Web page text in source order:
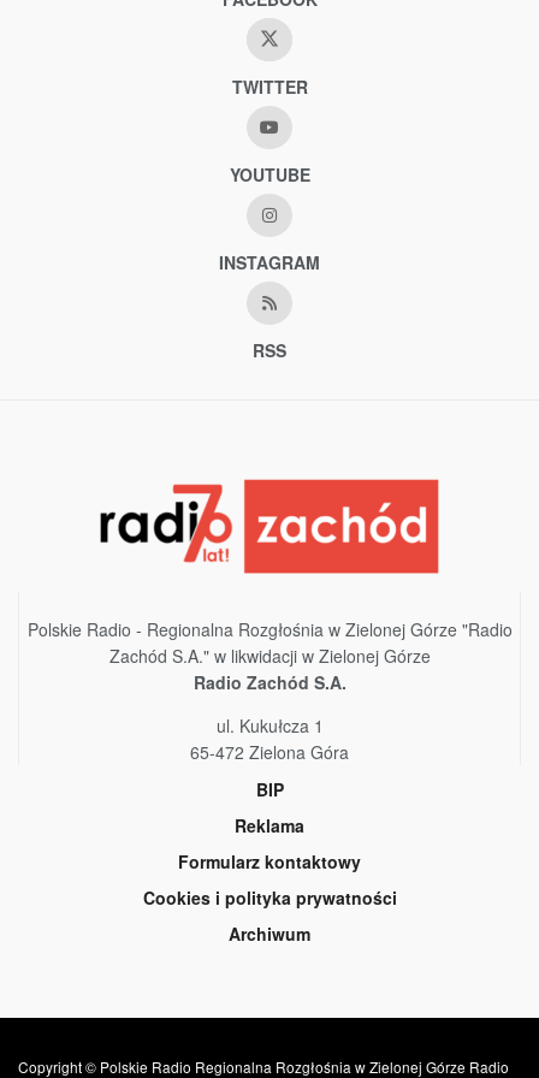
TWITTER
YOUTUBE
INSTAGRAM
RSS
Polskie Radio - Regionalna Rozgłośnia w Zielonej Górze "Radio
Zachód S.A." w likwidacji w Zielonej Górze
Radio Zachód S.A.
ul. Kukułcza 1
65-472 Zielona Góra
BIP
Reklama
Formularz kontaktowy
Cookies i polityka prywatności
Archiwum
Copyright © Polskie Radio Regionalna Rozgłośnia w Zielonej Górze Radio